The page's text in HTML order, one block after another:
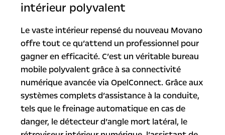
intérieur polyvalent
Le vaste intérieur repensé du nouveau Movano
offre tout ce qu’attend un professionnel pour
gagner en efficacité. C’est un véritable bureau
mobile polyvalent grâce à sa connectivité
numérique avancée via OpelConnect. Grâce aux
systèmes complets d’assistance à la conduite,
tels que le freinage automatique en cas de
danger, le détecteur d’angle mort latéral, le